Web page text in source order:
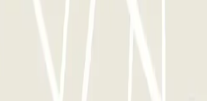
podrás hacer uso de toda la red de
disponibles en Parclick.